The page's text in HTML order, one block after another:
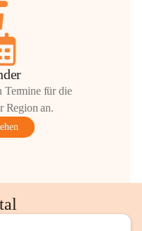
Termine für die
Region an.